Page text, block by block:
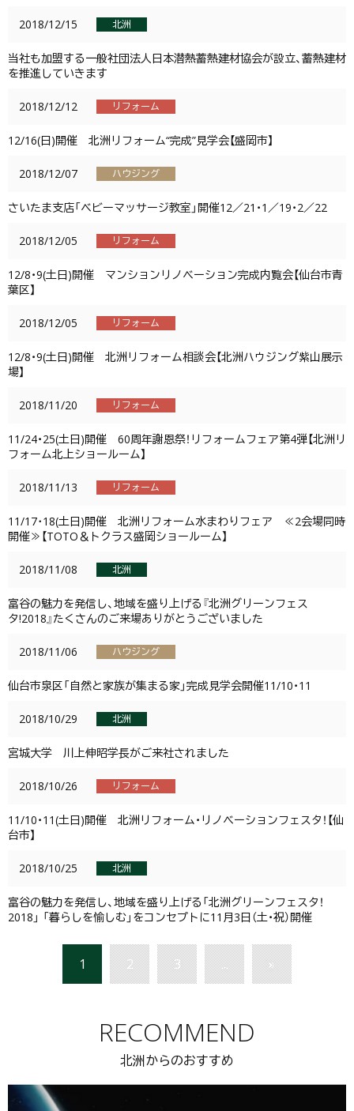
2018/12/15 北洲
当社も加盟する一般社団法人日本潜熱蓄熱建材協会が設立、蓄熱建材
を推進していきます
2018/12/12 リフォーム
12/16(日)開催 北洲リフォーム“完成”見学会【盛岡市】
2018/12/07 ハウジング
さいたま支店「ベビーマッサージ教室」開催12／21・1／19・2／22
2018/12/05 リフォーム
12/8・9(土日)開催 マンションリノベーション完成内覧会【仙台市青
葉区】
2018/12/05 リフォーム
12/8・9(土日)開催 北洲リフォーム相談会【北洲ハウジング紫山展示
場】
2018/11/20 リフォーム
11/24・25(土日)開催 60周年謝恩祭！リフォームフェア第4弾【北洲リ
フォーム北上ショールーム】
2018/11/13 リフォーム
11/17･18(土日)開催 北洲リフォーム水まわりフェア ≪2会場同時
開催≫【TOTO＆トクラス盛岡ショールーム】
2018/11/08 北洲
富谷の魅力を発信し、地域を盛り上げる『北洲グリーンフェス
タ!2018』たくさんのご来場ありがとうございました
2018/11/06 ハウジング
仙台市泉区「自然と家族が集まる家」完成見学会開催11/10・11
2018/10/29 北洲
宮城大学 川上伸昭学長がご来社されました
2018/10/26 リフォーム
11/10・11(土日)開催 北洲リフォーム・リノベーションフェスタ！【仙
台市】
2018/10/25 北洲
富谷の魅力を発信し、地域を盛り上げる「北洲グリーンフェスタ！
2018」 「暮らしを愉しむ」をコンセプトに11月3日（土・祝）開催
1 2 3 ... »
RECOMMEND
北洲からのおすすめ